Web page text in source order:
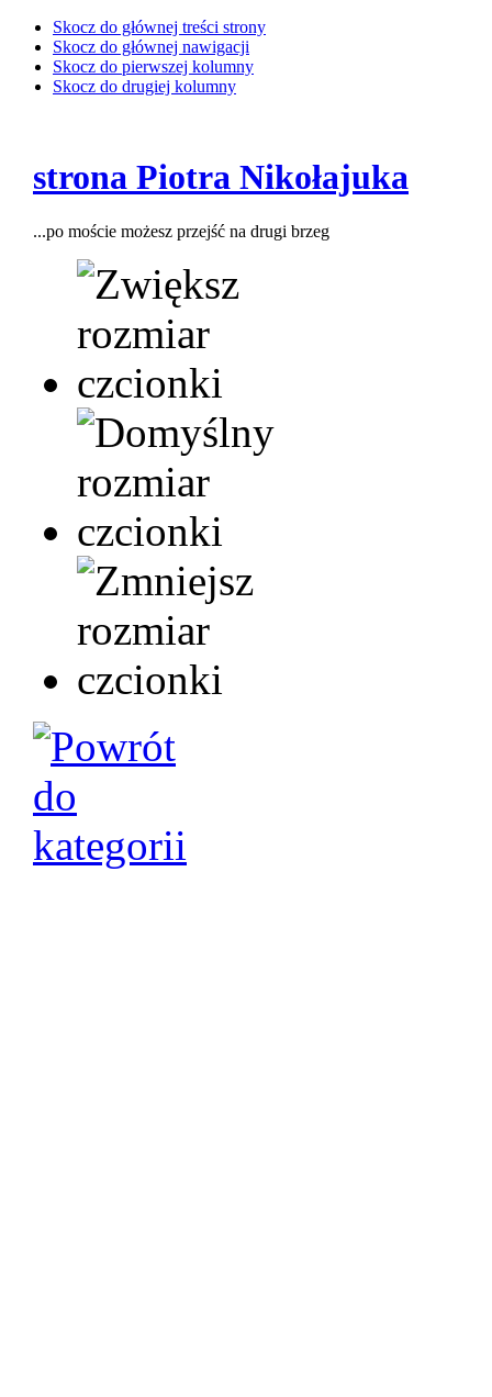
Skocz do głównej treści strony
Skocz do głównej nawigacji
Skocz do pierwszej kolumny
Skocz do drugiej kolumny
strona Piotra Nikołajuka
...po moście możesz przejść na drugi brzeg